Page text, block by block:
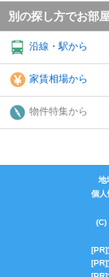
別の探し方でお部
沿線・駅から
家賃相場から
物件特集から
地
個人
[PR]